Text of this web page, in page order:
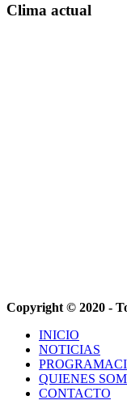
Clima actual
Copyright © 2020 -
INICIO
NOTICIAS
QUIENES
CONTACTO